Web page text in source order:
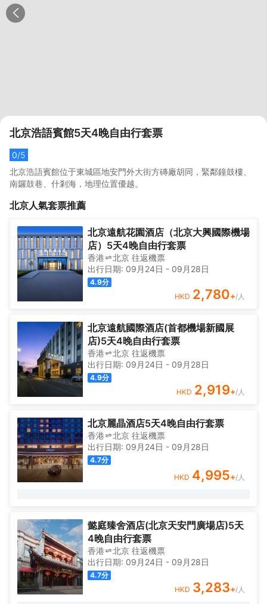
北京浩語賓館5天4晚自由行套票
0/5
北京浩語賓館位于東城區地安門外大街方磚廠胡同，緊鄰鐘鼓樓、
南鑼鼓巷、什剎海，地理位置優越。
北京人氣套票推薦
北京遠航花園酒店（北京大興國際機場
店）5天4晚自由行套票
香港 北京 往返機票
出行日期: 09月24日 - 09月28日
4.9分
HKD 2,780+/人
北京遠航國際酒店(首都機場新國展
店)5天4晚自由行套票
香港 北京 往返機票
出行日期: 09月24日 - 09月28日
4.9分
HKD 2,919+/人
北京麗晶酒店5天4晚自由行套票
香港 北京 往返機票
出行日期: 09月24日 - 09月28日
4.7分
HKD 4,995+/人
懿庭臻舍酒店(北京天安門廣場店)5天
4晚自由行套票
香港 北京 往返機票
出行日期: 09月24日 - 09月28日
4.7分
HKD 3,283+/人